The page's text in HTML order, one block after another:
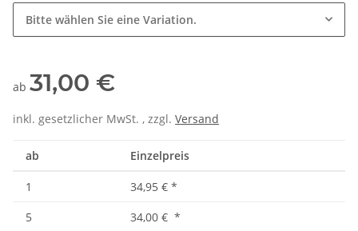
Bitte wählen Sie eine Variation.
ab 31,00 €
inkl. gesetzlicher MwSt. , zzgl. Versand
ab Einzelpreis
1 34,95 € *
5
34,00 € *